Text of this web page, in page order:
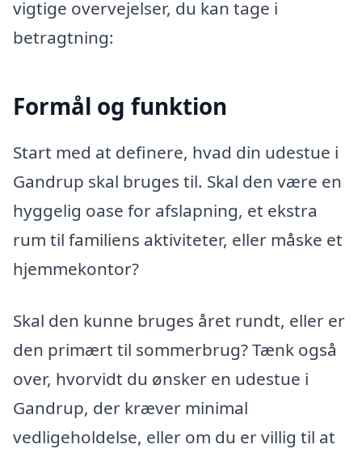
vigtige overvejelser, du kan tage i
betragtning:
Formål og funktion
Start med at definere, hvad din udestue i
Gandrup skal bruges til. Skal den være en
hyggelig oase for afslapning, et ekstra
rum til familiens aktiviteter, eller måske et
hjemmekontor?
Skal den kunne bruges året rundt, eller er
den primært til sommerbrug? Tænk også
over, hvorvidt du ønsker en udestue i
Gandrup, der kræver minimal
vedligeholdelse, eller om du er villig til at